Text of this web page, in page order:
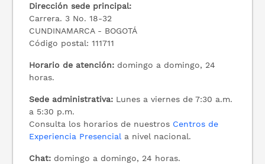
Dirección sede principal:
Carrera. 3 No. 18-32
CUNDINAMARCA - BOGOTÁ
Código postal: 111711
Horario de atención: domingo a domingo, 24
horas.
Sede administrativa: Lunes a viernes de 7:30 a.m.
a 5:30 p.m.
Consulta los horarios de nuestros Centros de
Experiencia Presencial a nivel nacional.
Chat: domingo a domingo, 24 horas.